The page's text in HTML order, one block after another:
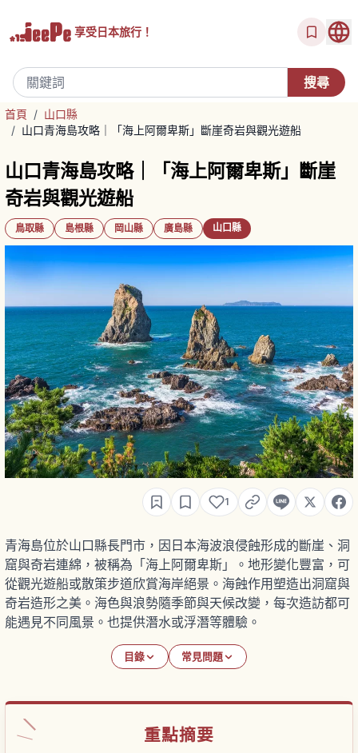
享受日本旅行！
首頁 / 山口縣
/ 山口青海島攻略｜「海上阿爾卑斯」斷崖奇岩與觀光遊船
山口青海島攻略｜「海上阿爾卑斯」斷崖
奇岩與觀光遊船
鳥取縣 島根縣 岡山縣 廣島縣 山口縣
1
青海島位於山口縣長門市，因日本海波浪侵蝕形成的斷崖、洞
窟與奇岩連綿，被稱為「海上阿爾卑斯」。地形變化豐富，可
從觀光遊船或散策步道欣賞海岸絕景。海蝕作用塑造出洞窟與
奇岩造形之美。海色與浪勢隨季節與天候改變，每次造訪都可
能遇見不同風景。也提供潛水或浮潛等體驗。
目錄 常見問題
重點摘要